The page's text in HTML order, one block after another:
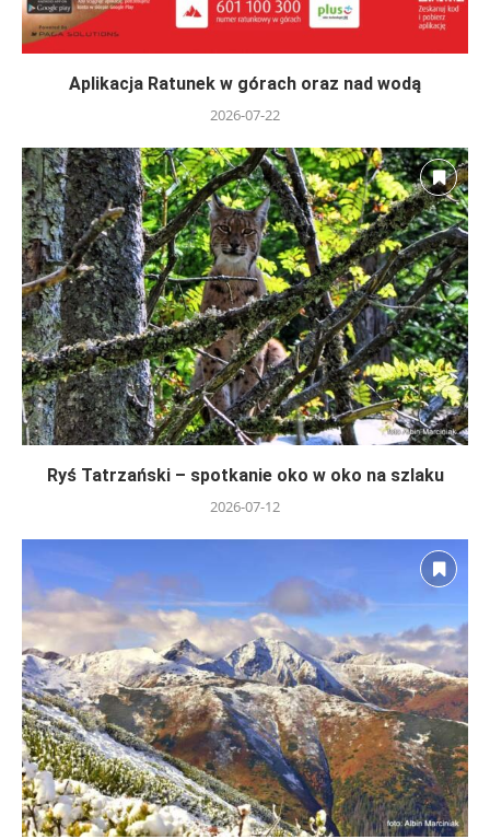
Aplikacja Ratunek w górach oraz nad wodą
2026-07-22
Ryś Tatrzański – spotkanie oko w oko na szlaku
2026-07-12